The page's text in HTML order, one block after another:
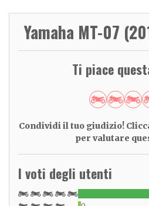
Yamaha MT-07
Ti piace
Condividi il tuo giudizio!
per valutare
I voti degli utenti